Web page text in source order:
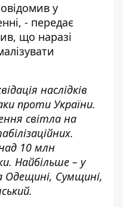
у
- передає
що наразі
наслідків
проти України.
світла на
10 млн
Найбільше – у
Одещині, Сумщині,